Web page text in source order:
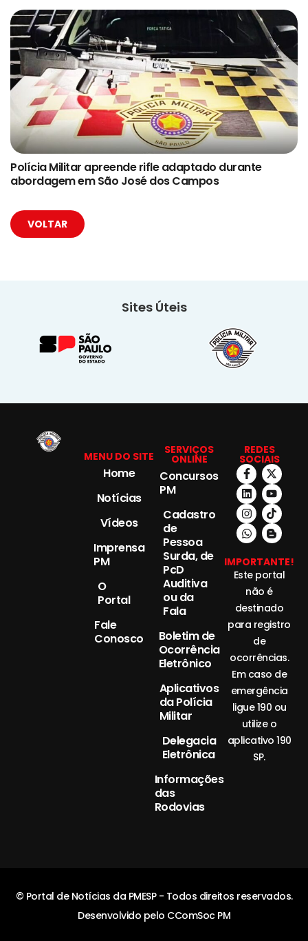
Polícia Militar apreende rifle adaptado durante
abordagem em São José dos Campos
VOLTAR
Sites Úteis
MENU DO SITE
Home
Notícias
Vídeos
Imprensa
PM
O
Portal
Fale
Conosco
SERVIÇOS
ONLINE
Concursos
PM
Cadastro
de
Pessoa
Surda, de
PcD
Auditiva
ou da
Fala
Boletim de
Ocorrência
Eletrônico
Aplicativos
da Polícia
Militar
Delegacia
Eletrônica
Informações
das
Rodovias
REDES
SOCIAIS
IMPORTANTE!
Este portal
não é
destinado
para registro
de
ocorrências.
Em caso de
emergência
ligue 190 ou
utilize o
aplicativo 190
SP.
© Portal de Notícias da PMESP - Todos direitos reservados.
Desenvolvido pelo CComSoc PM